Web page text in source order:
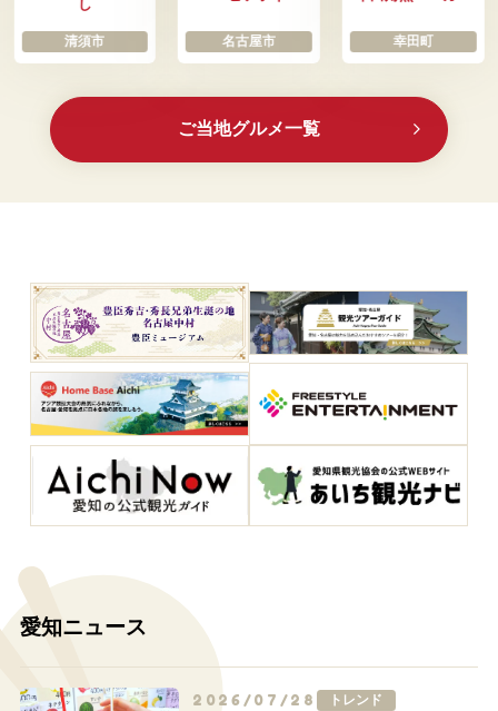
し
清須市 名古屋市 幸田町
ご当地グルメ一覧
愛知ニュース
2026/07/28 トレンド